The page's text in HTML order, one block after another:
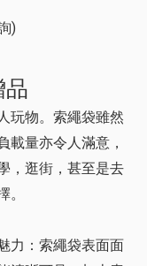
)
品
玩物。索繩袋雖然
載量亦令人滿意，
，逛街，甚至是去
力：索繩袋表面面